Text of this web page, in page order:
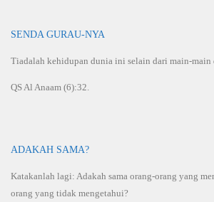
SENDA GURAU-NYA
Tiadalah kehidupan dunia ini selain dari main-main
QS Al Anaam (6):32.
ADAKAH SAMA?
Katakanlah lagi: Adakah sama orang-orang yang
orang yang tidak mengetahui?